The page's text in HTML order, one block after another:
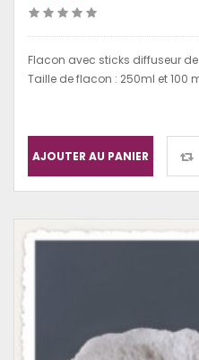
Flacon avec sticks diffuseur
Taille de flacon : 250ml et 100
AJOUTER AU PANIER